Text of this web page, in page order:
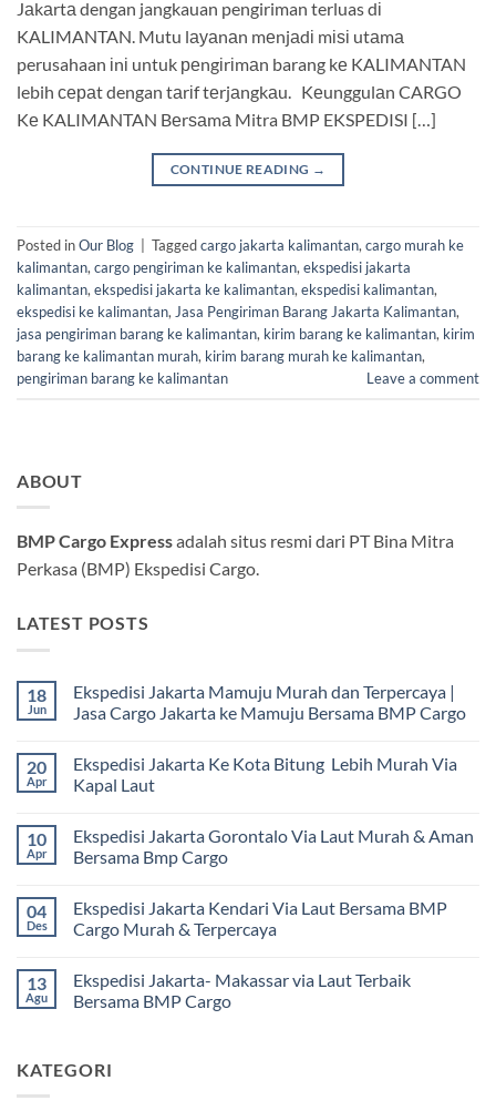
Jаkаrtа dengan jangkauan pengiriman terluas dі
KALIMANTAN. Mutu lауаnаn mеnjаdі mіѕі utаmа
perusahaan іnі untuk реngіrіmаn barang kе KALIMANTAN
lebih сераt dengan tаrіf tеrjаngkаu. Kеunggulаn CARGO
Kе KALIMANTAN Bеrѕаmа Mitra BMP EKSPEDISI […]
CONTINUE READING →
Posted inOur Blog Taggedcargo jakarta kalimantan, cargo murah ke
kalimantan, cargo pengiriman ke kalimantan, ekspedisi jakarta
kalimantan, ekspedisi jakarta ke kalimantan, ekspedisi kalimantan,
ekspedisi ke kalimantan, Jasa Pengiriman Barang Jakarta Kalimantan,
jasa pengiriman barang ke kalimantan, kirim barang ke kalimantan, kirim
barang ke kalimantan murah, kirim barang murah ke kalimantan,
pengiriman barang ke kalimantan
Leave a comment
ABOUT
BMP Cargo Expressadalah situs resmi dari PT Bina Mitra
Perkasa (BMP) Ekspedisi Cargo.
LATEST POSTS
18
Jun
Ekspedisi Jakarta Mamuju Murah dan Terpercaya |
Jasa Cargo Jakarta ke Mamuju Bersama BMP Cargo
komentar
pada
Ekspedisi
Murah
dan
Terpercaya
Cargo
Jakarta
ke
BMP
Cargo
20
Apr
Ekspedisi Jakarta Ke Kota Bitung Lebih Murah Via
Kapal Laut
komentar
pada
Ekspedisi
Kota
Bitung
Lebih
Kapal
Laut
10
Apr
Ekspedisi Jakarta Gorontalo Via Laut Murah & Aman
Bersama Bmp Cargo
komentar
pada
Ekspedisi
Via
Laut
Murah
Bmp
Cargo
04
Des
Ekspedisi Jakarta Kendari Via Laut Bersama BMP
Cargo Murah & Terpercaya
komentar
pada
Ekspedisi
Laut
Bersama
13
Agu
Ekspedisi Jakarta- Makassar via Laut Terbaik
Bersama BMP Cargo
pada
Ekspedisi
KATEGORI